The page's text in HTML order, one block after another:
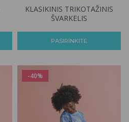
KLASIKINIS TRIKOTAŽINIS
ŠVARKELIS
PASIRINKITE
-40%